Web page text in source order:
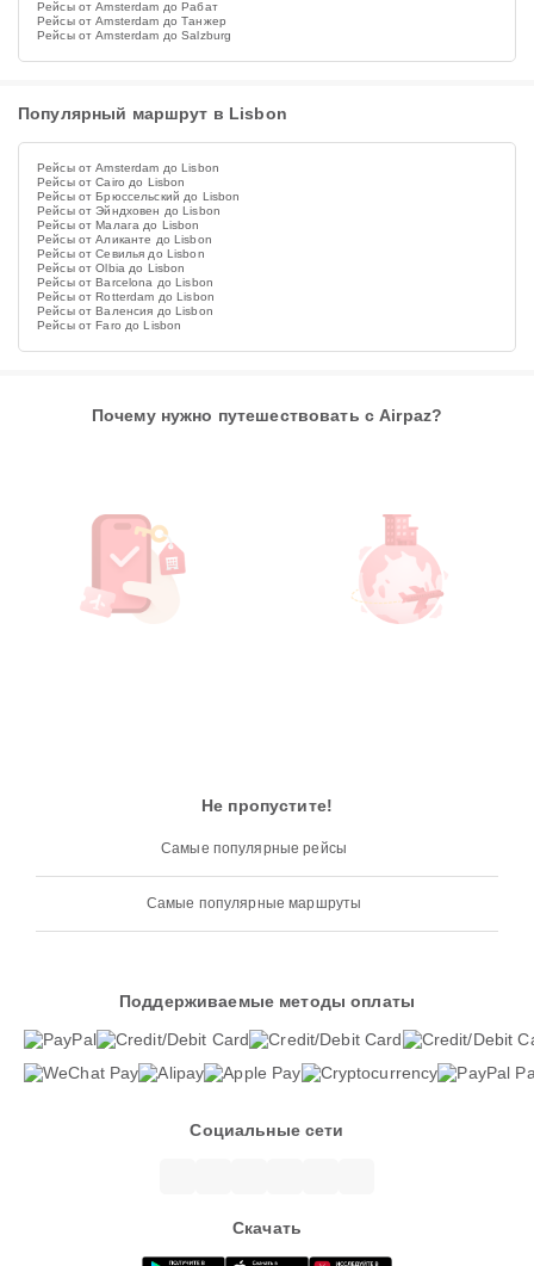
Рейсы от Amsterdam до Рабат
Рейсы от Amsterdam до Танжер
Рейсы от Amsterdam до Salzburg
Популярный маршрут в Lisbon
Рейсы от Amsterdam до Lisbon
Рейсы от Cairo до Lisbon
Рейсы от Брюссельский до Lisbon
Рейсы от Эйндховен до Lisbon
Рейсы от Малага до Lisbon
Рейсы от Аликанте до Lisbon
Рейсы от Севилья до Lisbon
Рейсы от Olbia до Lisbon
Рейсы от Barcelona до Lisbon
Рейсы от Rotterdam до Lisbon
Рейсы от Валенсия до Lisbon
Рейсы от Faro до Lisbon
Почему нужно путешествовать с Airpaz?
Не пропустите!
Самые популярные рейсы
Самые популярные маршруты
Поддерживаемые методы оплаты
Социальные сети
Скачать